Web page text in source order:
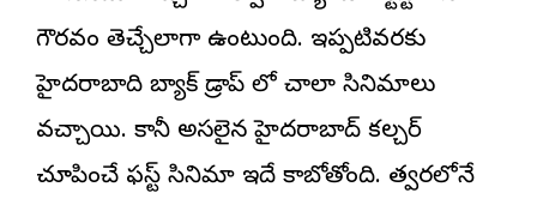
గౌరవం తెచ్చేలాగా ఉంటుంది. ఇప్పటివరకు
హైదరాబాది బ్యాక్ డ్రాప్ లో చాలా సినిమాలు
వచ్చాయి. కానీ అసలైన హైదరాబాద్ కల్చర్
చూపించే ఫస్ట్ సినిమా ఇదే కాబోతోంది. త్వరలోనే